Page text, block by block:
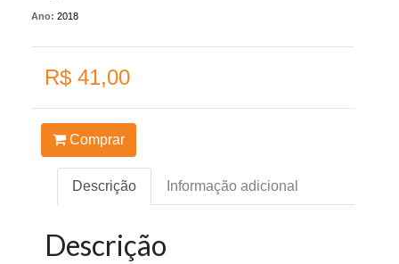
Ano: 2018
R$ 41,00
Comprar
Descrição Informação adicional
Descrição